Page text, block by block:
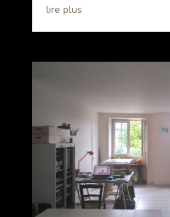
lire plus